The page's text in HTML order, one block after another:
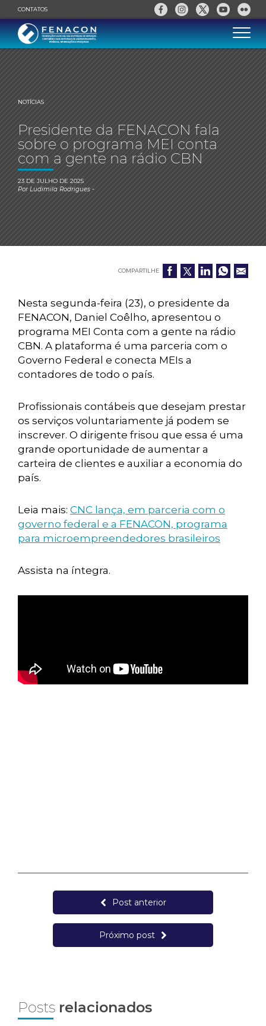
CONTATOS
NOTÍCIAS
Presidente da FENACON fala
sobre o programa MEI conta
com a gente na rádio CBN
23 DE JULHO DE 2025
PorLudimila Rodrigues-
COMPARTILHE
Nesta segunda-feira (23), o presidente da
FENACON, Daniel Coêlho, apresentou o
programa MEI Conta com a gente na rádio
CBN. A plataforma é uma parceria com o
Governo Federal e conecta MEIs a
contadores de todo o país.
Profissionais contábeis que desejam prestar
os serviços voluntariamente já podem se
inscrever. O dirigente frisou que essa é uma
grande oportunidade de aumentar a
carteira de clientes e auxiliar a economia do
país.
Leia mais: CNC lança, em parceria com o
governo federal e a FENACON, programa
para microempreendedores brasileiros
Assista na íntegra.
Post anterior
Próximo post
Posts relacionados